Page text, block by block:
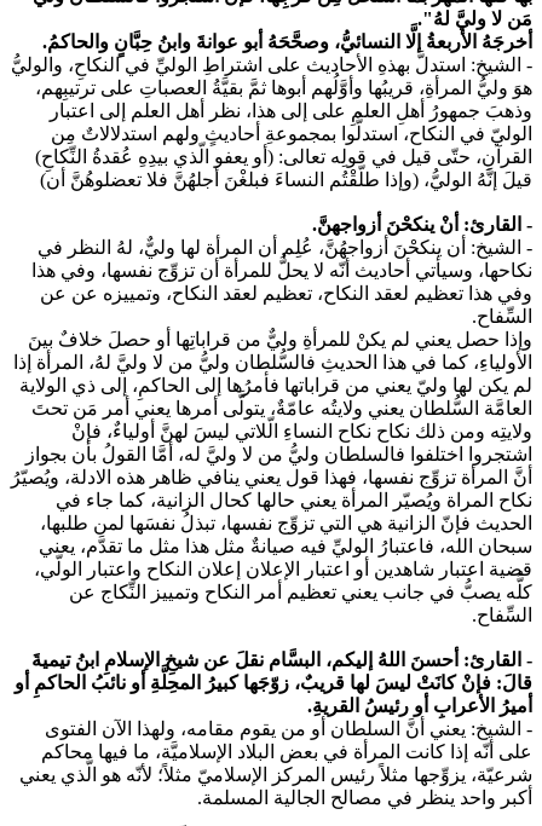
مَن لا وليَّ لهُ".
أخرجَهُ الأربعةُ إلَّا النسائيُّ، وصحَّحَهُ أبو عوانةَ وابنُ حِبَّانٍ والحاكمُ.
- الشيخ: استدلَّ بهذهِ الأحاديث على اشتراطِ الوليِّ في النكاحِ، والوليُّ
هوَ وليُّ المرأةِ، قريبُها وأوَّلُهم أبوها ثمَّ بقيَّةُ العصباتِ على ترتيبِهم،
وذهبَ جمهورُ أهلِ العلمِ على إلى هذا، نظر أهل العلم إلى اعتبار
الوليّ في النكاح، استدلُّوا بمجموعةِ أحاديثٍ ولهم استدلالاتٌ مِن
القرآنِ، حتّى قيل في قولِه تعالى: (أو يعفو الّذي بيدِهِ عُقدةُ النِّكاحِ)
قيلَ إنَّهُ الوليُّ، (وإذا طلّقْتُم النساءَ فبلغْنَ أجلهُنَّ فلا تعضلوهُنَّ أن)
- القارئ: أنْ ينكحْنَ أزواجهنَّ.
- الشيخ: أن ينكحْنَ أزواجهُنَّ، عُلِم أن المرأة لها وليٌّ، لهُ النظر في
نكاحها، وسيأتي أحاديث أنّه لا يحلُّ للمرأة أن تزوِّج نفسها، وفي هذا
وفي هذا تعظيم لعقد النكاح، تعظيم لعقد النكاح، وتمييزه عن عن
السِّفاح.
وإذا حصل يعني لم يكنْ للمرأةِ وليٌّ من قراباتِها أو حصلَ خلافٌ بينَ
الأولياءِ، كما في هذا الحديثِ فالسُّلطان وليُّ من لا وليَّ لهُ، المرأة إذا
لم يكن لها وليّ يعني من قراباتها فأمرُها إلى الحاكمِ، إلى ذي الولاية
العامَّة السُّلطان يعني ولايتُه عامّةٌ، يتولَّى أمرها يعني أمر مَن تحتَ
ولايتِه ومن ذلك نكاح نكاح النساءِ الّلاتي ليسَ لهنَّ أولياءٌ، فإنْ
اشتجروا اختلفوا فالسلطان وليُّ من لا وليَّ له، أمَّا القولُ بأن بجواز
أنَّ المرأة تزوِّج نفسها، فهذا قول يعني ينافي ظاهر هذه الادلة، ويُصيّرُ
نكاح المراة ويُصيّر المرأة يعني حالها كحال الزانية، كما جاء في
الحديث فإنّ الزانية هي التي تزوِّج نفسها، تبذلُ نفسَها لمن طلبها،
سبحان الله، فاعتبارُ الوليِّ فيه صيانةٌ مثل هذا مثل ما تقدَّم، يعني
قضية اعتبار شاهدين أو اعتبار الإعلان إعلان النكاح واعتبار الولّي،
كلُّه يصبُّ في جانب يعني تعظيم أمر النكاح وتمييز النِّكاج عن
السِّفاح.
- القارئ: أحسنَ اللهُ إليكم، البسَّام نقلَ عن شيخِ الإسلامِ ابنُ تيميةَ
قالَ: فإنْ كانَتْ ليسَ لها قريبٌ، زوّجَها كبيرُ المحِلَّةِ أو نائبُ الحاكمِ أو
أميرُ الأعرابِ أو رئيسُ القريةِ.
- الشيخ: يعني أنَّ السلطان أو من يقوم مقامه، ولهذا الآن الفتوى
على أنّه إذا كانت المرأة في بعض البلاد الإسلاميَّة، ما فيها محاكم
شرعيّة، يزوِّجها مثلاً رئيس المركز الإسلاميّ مثلاً؛ لأنّه هو الَّذي يعني
أكبر واحد ينظر في مصالح الجالية المسلمة.